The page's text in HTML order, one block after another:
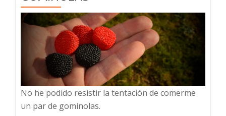
No he podido resistir la tentación de comerme
un par de gominolas.